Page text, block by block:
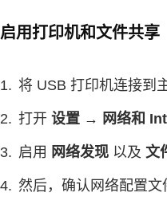
启用打印机和文件共享
将 USB 打印机连接到
打开 设置 → 网络和
启用 网络发现 以及 文
然后，确认网络配置文